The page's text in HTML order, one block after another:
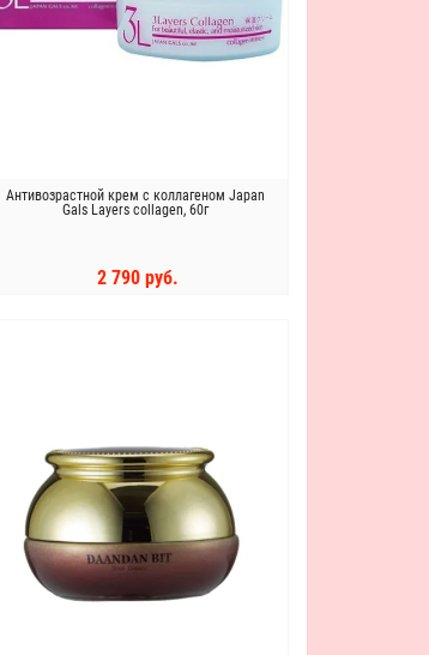
Антивозрастной крем с коллагеном Japan
Gals Layers collagen, 60г
2 790 руб.